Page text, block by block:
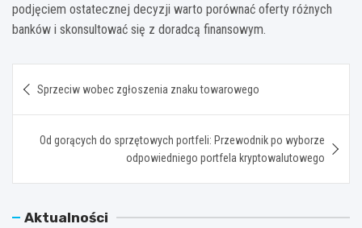
podjęciem ostatecznej decyzji warto porównać oferty różnych
banków i skonsultować się z doradcą finansowym.
wpisu
Sprzeciw wobec zgłoszenia znaku towarowego
Od gorących do sprzętowych portfeli: Przewodnik po wyborze
odpowiedniego portfela kryptowalutowego
Aktualności